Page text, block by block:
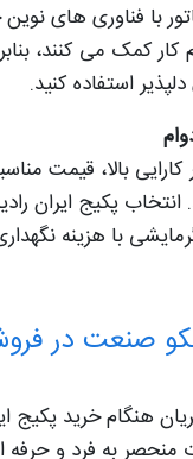
با فناوری های
کمک می کنند،
استفاده کنید.
بالا، قیمت
انتخاب پکیج ایران
با هزینه
صنعت در
هنگام خرید پکیج
به فرد و حرفه